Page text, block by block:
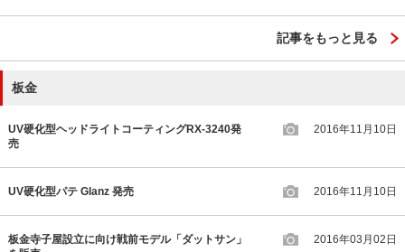
記事をもっと見る
板金
UV硬化型ヘッドライトコーティングRX-3240発
売
2016年11月10日
UV硬化型パテ Glanz 発売 2016年11月10日
板金寺子屋設立に向け戦前モデル「ダットサン」
2016年03月02日